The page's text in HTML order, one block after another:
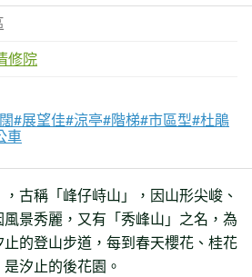
修院
#展望佳#涼亭#階梯#市區型#杜鵑
車
古稱「峰仔峙山」，因山形尖峻、
景秀麗，又有「秀峰山」之名，為
的登山步道，每到春天櫻花、桂花
汐止的後花園。